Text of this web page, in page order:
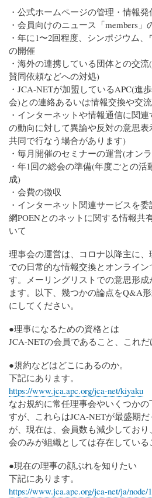
・公式ホームページの管理・情報発
・会員向けのニュース「members」
・年に1〜2回程度、シンポジウム
の開催
・海外の連携している団体との交
賛同依頼などへの対処)
・JCA-NETが加盟しているAPC(進
会)との連絡あるいは情報交換や交流
・インターネットや情報通信に関
の動向に対して異論や反対の意思
共同で行なう場合があります)
・毎月開催のセミナーの運営(オン
・年1回の総会の準備(年度ごとの
成)
・会費の徴収
・インターネット関連サービスを
網POENとのネットに関する情報共
いて
理事会の運営は、コロナ以降主に
での日常的な情報交換とオンライ
す。メーリングリストでの意思形
ます。以下、幾つかの論点をQ&A
にしてください。
●理事になるための資格とは
JCA-NETの会員であること、これだ
●規約などはどこにあるのか。
下記にあります。
https://www.jca.apc.org/jca-net/kiyaku
なお規約に常任理事会やいくつか
すが、これらはJCA-NETが最盛期
が、現在は、会員数も減少してお
会のみが組織としては存在している
●現在の理事の顔ぶれを知りたい
下記にあります。
https://www.jca.apc.org/jca-net/ja/node/